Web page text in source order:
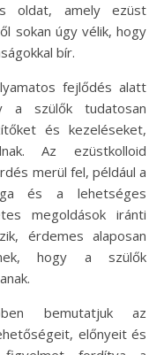
oldat, amely ezüst
sokan úgy vélik, hogy
bír.
fejlődés alatt
a szülők tudatosan
és kezeléseket,
Az ezüstkolloid
merül fel, például a
és a lehetséges
megoldások iránti
érdemes alaposan
hogy a szülők
bemutatjuk az
előnyeit és